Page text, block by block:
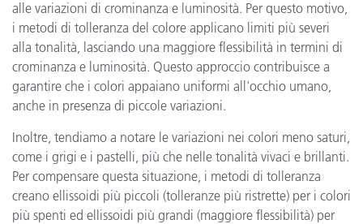
alle variazioni di crominanza e luminosità. Per questo motivo,
i metodi di tolleranza del colore applicano limiti più severi
alla tonalità, lasciando una maggiore flessibilità in termini di
crominanza e luminosità. Questo approccio contribuisce a
garantire che i colori appaiano uniformi all'occhio umano,
anche in presenza di piccole variazioni.
Inoltre, tendiamo a notare le variazioni nei colori meno saturi,
come i grigi e i pastelli, più che nelle tonalità vivaci e brillanti.
Per compensare questa situazione, i metodi di tolleranza
creano ellissoidi più piccoli (tolleranze più ristrette) per i colori
più spenti ed ellissoidi più grandi (maggiore flessibilità) per